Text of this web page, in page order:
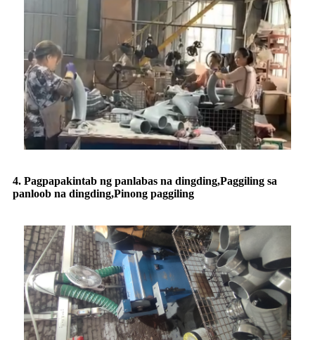
4. Pagpapakintab ng panlabas na dingding,Paggiling sa
panloob na dingding,Pinong paggiling